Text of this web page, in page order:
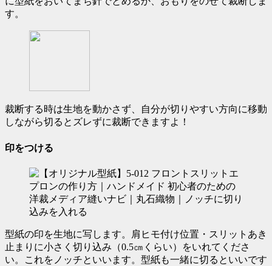
す。
裁断する時は生地を動かさず、自分が切りやすい方向に移動
しながら切るとズレずに裁断できますよ！
印をつける
型紙の印を生地に写します。
肩ヒモ付け位置・スリットあき
止まり に小さく切り込み（0.5㎝くらい）をいれてくださ
い。これをノッチといいます。型紙も一緒に切るといいです